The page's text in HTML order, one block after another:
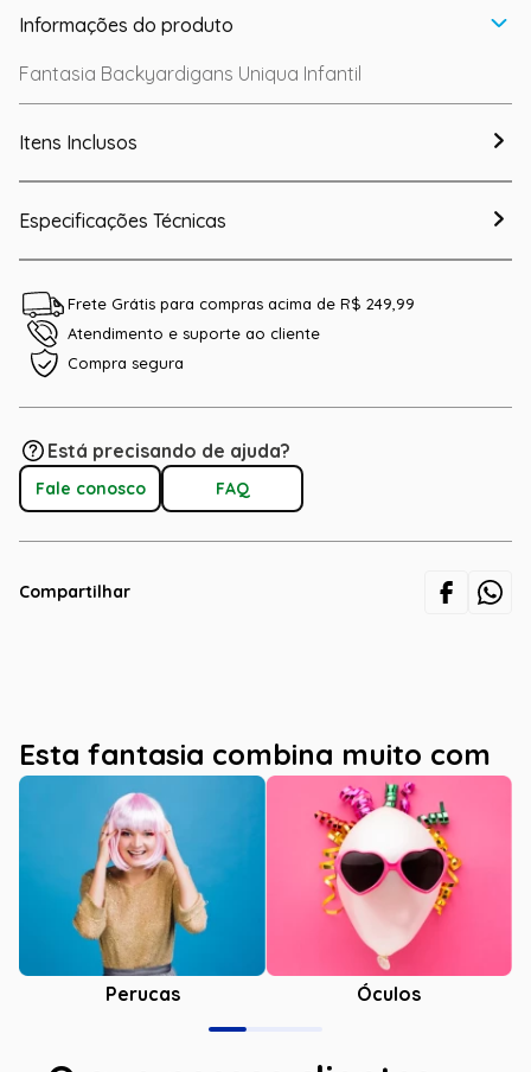
Informações do produto
Fantasia Backyardigans Uniqua Infantil
Itens Inclusos
Especificações Técnicas
Frete Grátis para compras acima de R$ 249,99
Atendimento e suporte ao cliente
Compra segura
Está precisando de ajuda?
Fale conosco FAQ
Compartilhar
Esta fantasia combina muito com
Perucas Óculos